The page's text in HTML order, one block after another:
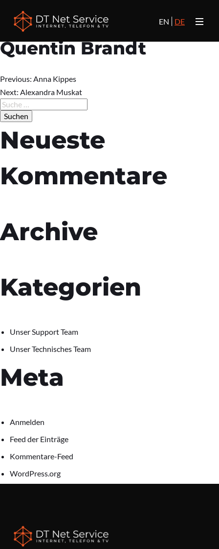
EN DE
Quentin Brandt
Beitrags-
Navigation
Previous: Anna Kippes
Next: Alexandra Muskat
Suche
nach:
Neueste
Kommentare
Archive
Kategorien
Unser Support Team
Unser Technisches Team
Meta
Anmelden
Feed der Einträge
Kommentare-Feed
WordPress.org